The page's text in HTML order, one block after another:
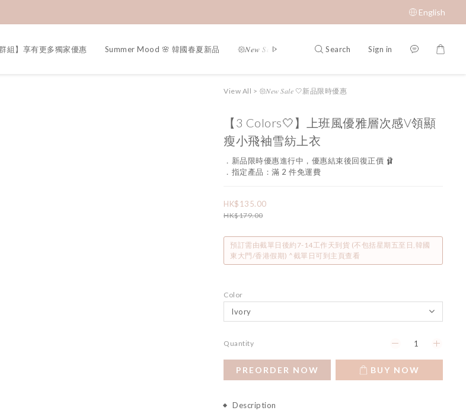
English
組】享有更多獨家優惠 Summer Mood 🌸 韓國春夏新品 𑁍𝑁𝑒𝑤 𝑆𝑎𝑙𝑒 🤍新品限時優惠 限時成本價優惠 低至 $65
Search Sign in
View All > 𑁍𝑁𝑒𝑤 𝑆𝑎𝑙𝑒 🤍新品限時優惠
【3 Colors🤍】上班風優雅層次感V領顯
瘦小飛袖雪紡上衣
．新品限時優惠進行中，優惠結束後回復正價 🩰
．指定產品：滿 2 件免運費
HK$135.00
HK$179.00
預訂需由截單日後約7-14工作天到貨 (不包括星期五至日,韓國
東大門/香港假期) ^截單日可到主頁查看
Color
Quantity
PREORDER NOW BUY NOW
Description